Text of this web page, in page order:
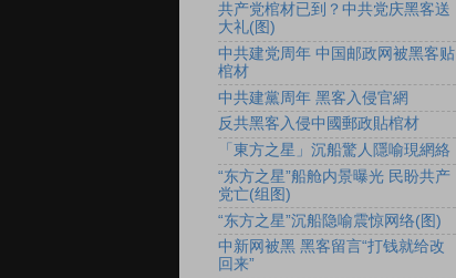
共产党棺材已到？中共党庆黑客送
大礼(图)
中共建党周年 中国邮政网被黑客贴
棺材
中共建黨周年 黑客入侵官網
反共黑客入侵中國郵政貼棺材
「東方之星」沉船驚人隱喻現網絡
“东方之星”船舱内景曝光 民盼共产
党亡(组图)
“东方之星”沉船隐喻震惊网络(图)
中新网被黑 黑客留言“打钱就给改
回来”